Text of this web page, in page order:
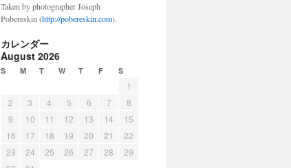
Taken by photographer Joseph
Pobereskin (http://pobereskin.com).
カレンダー
August 2026
S M T W T F S
1
2
3 4 5 6 7
8
9
10 11 12 13 14
15
16
17 18 19 20 21
22
23
24 25 26 27 28
29